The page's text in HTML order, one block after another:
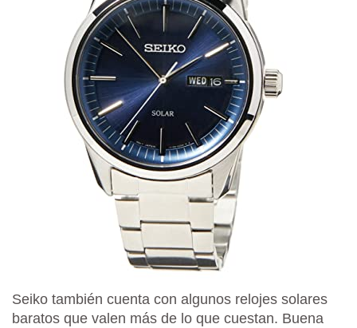
Seiko también cuenta con algunos relojes solares
baratos que valen más de lo que cuestan. Buena